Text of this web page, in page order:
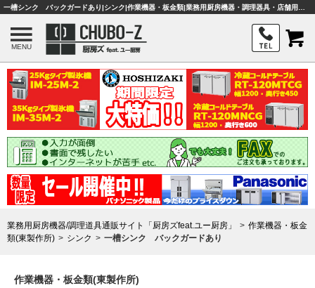
MENU
業務用厨房機器/調理道具通販サイト「厨房ズfeat.ユー厨房」
作業機器・板金
類(東製作所)
シンク 一槽シンク バックガードあり
作業機器・板金類(東製作所)